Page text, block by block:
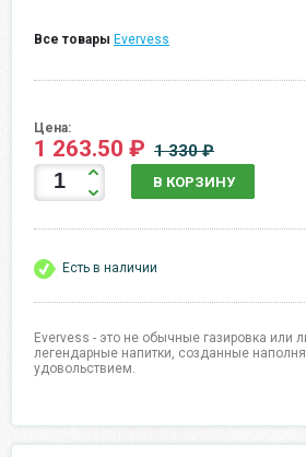
Все товары Evervess
Цена:
1 263.50 ₽ 1 330 ₽
В КОРЗИНУ
Есть в наличии
Evervess - это не обычные газировка или
легендарные напитки, созданные
удовольствием.